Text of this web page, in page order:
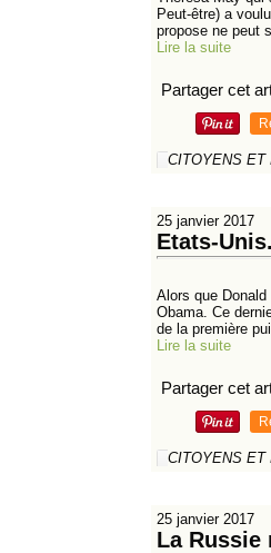
Peut-être) a
propose ne peut
Lire la suite
Partager cet
CITOYENS ET
25 janvier 2017
Etats-
Alors que
Obama. Ce
de la première
Lire la suite
Partager cet
CITOYENS ET
25 janvier 2017
La Russie